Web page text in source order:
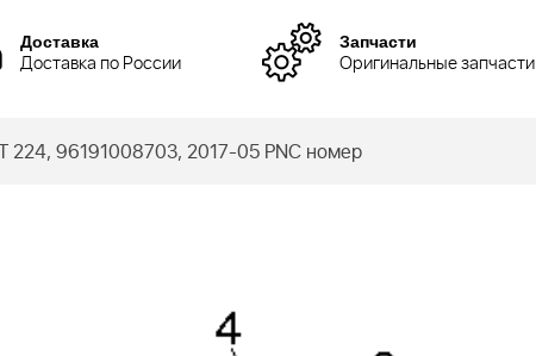
Доставка
Доставка по России
Запчасти
Оригинальные запчасти
96191008703, 2017-05 PNC номер